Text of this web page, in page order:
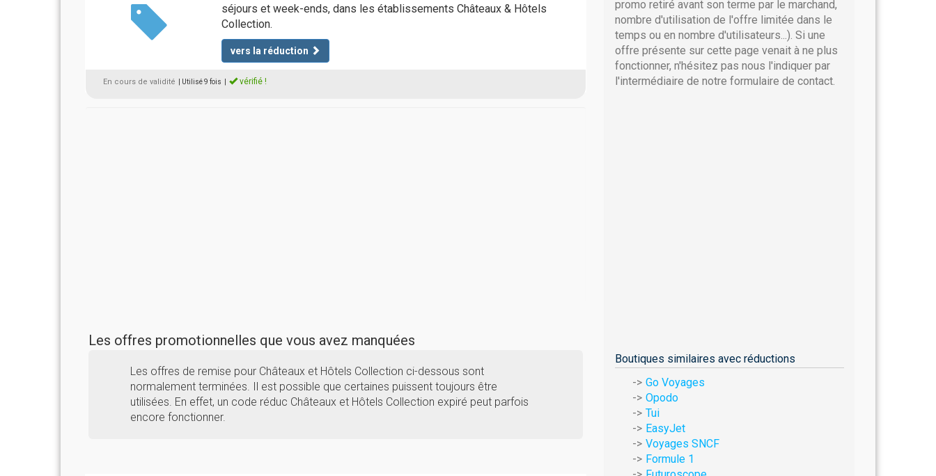
séjours et week-ends, dans les établissements Châteaux & Hôtels
Collection.
vers la réduction
En cours de validité | Utilisé 9 fois vérifié !
Les offres promotionnelles que vous avez manquées
Les offres de remise pour Châteaux et Hôtels Collection ci-dessous sont
normalement terminées. Il est possible que certaines puissent toujours être
utilisées. En effet, un code réduc Châteaux et Hôtels Collection expiré peut parfois
encore fonctionner.
promo retiré avant son terme par le marchand,
nombre d'utilisation de l'offre limitée dans le
temps ou en nombre d'utilisateurs...). Si une
offre présente sur cette page venait à ne plus
fonctionner, n'hésitez pas nous l'indiquer par
l'intermédiaire de notre formulaire de contact.
Boutiques similaires avec réductions
Go Voyages
Opodo
Tui
EasyJet
Voyages SNCF
Formule 1